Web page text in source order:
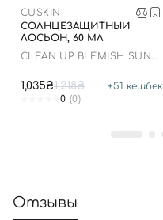
CUSKIN
СОЛНЦЕЗАЩИТНЫЙ
ЛОСЬОН, 60 МЛ
CLEAN UP BLEMISH SUN
1,035₴1,218₴ +51 кешбек
0 (0)
Отзывы